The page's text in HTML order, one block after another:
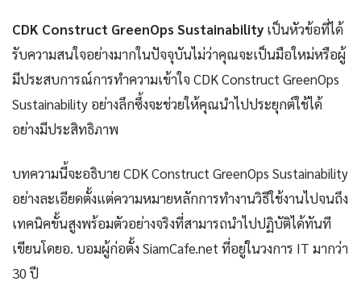
CDK Construct GreenOps Sustainability เป็นหัวข้อที่ได้
รับความสนใจอย่างมากในปัจจุบันไม่ว่าคุณจะเป็นมือใหม่หรือผู้
มีประสบการณ์การทำความเข้าใจ CDK Construct GreenOps
Sustainability อย่างลึกซึ้งจะช่วยให้คุณนำไปประยุกต์ใช้ได้
อย่างมีประสิทธิภาพ
บทความนี้จะอธิบาย CDK Construct GreenOps Sustainability
อย่างละเอียดตั้งแต่ความหมายหลักการทำงานวิธีใช้งานไปจนถึง
เทคนิคขั้นสูงพร้อมตัวอย่างจริงที่สามารถนำไปปฏิบัติได้ทันที
เขียนโดยอ. บอมผู้ก่อตั้ง SiamCafe.net ที่อยู่ในวงการ IT มากว่า
30 ปี